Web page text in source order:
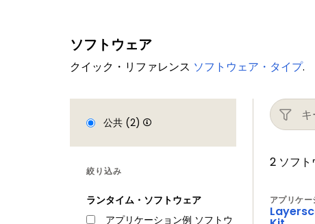
ソフトウェア
クイック・リファレンス ソフトウェア・タイプ.
公共 (2)
絞り込み
ランタイム・ソフトウェア
アプリケーション例 ソフトウ
2 ソフ
アプリケ